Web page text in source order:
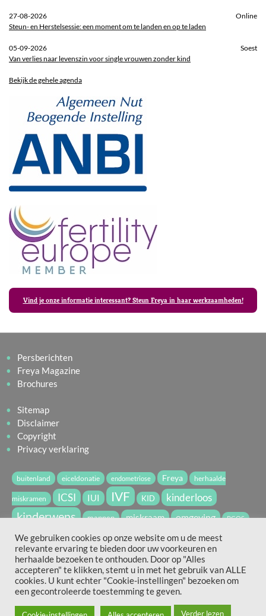
27-08-2026
Online
Steun- en Herstelsessie: een moment om te landen en op te laden
05-09-2026
Soest
Van verlies naar levenszin voor single vrouwen zonder kind
Bekijk de gehele agenda
Vind je onze informatie interessant? Steun Freya in haar werkzaamheden!
Persberichten
Freya Magazine
Brochures
Sitemap
Disclaimer
Copyright
Privacy verklaring
buitenland eiceldonatie endometriose Freya herhaalde
miskramen ICSI IUI IVF KID kinderloos
kinderwens mannen miskraam omgeving PCOS
spermadonatie vruchtbaarheid
vruchtbaarheidsbehandeling WvdV2022
Hierboven vind je slechts een aantal van de door freya.nl
gebruikte tags.
We gebruiken cookies op onze website om u de meest
relevante ervaring te bieden door uw voorkeuren en
herhaalde bezoeken te onthouden. Door op "Alles
accepteren" te klikken, stemt u in met het gebruik van ALLE
cookies. U kunt echter "Cookie-instellingen" bezoeken om
een gecontroleerde toestemming te geven.
Verder lezen